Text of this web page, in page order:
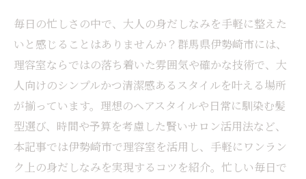
毎日の忙しさの中で、大人の身だしなみを手軽に整えた
いと感じることはありませんか？群馬県伊勢崎市には、
理容室ならではの落ち着いた雰囲気や確かな技術で、大
人向けのシンプルかつ清潔感あるスタイルを叶える場所
が揃っています。理想のヘアスタイルや日常に馴染む髪
型選び、時間や予算を考慮した賢いサロン活用法など、
本記事では伊勢崎市で理容室を活用し、手軽にワンラン
ク上の身だしなみを実現するコツを紹介。忙しい毎日で